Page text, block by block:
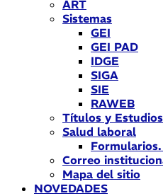
ART
Sistemas
GEI
GEI PAD
IDGE
SIGA
SIE
RAWEB
Títulos y Estudios
Salud laboral
Correo
Mapa del sitio
NOVEDADES